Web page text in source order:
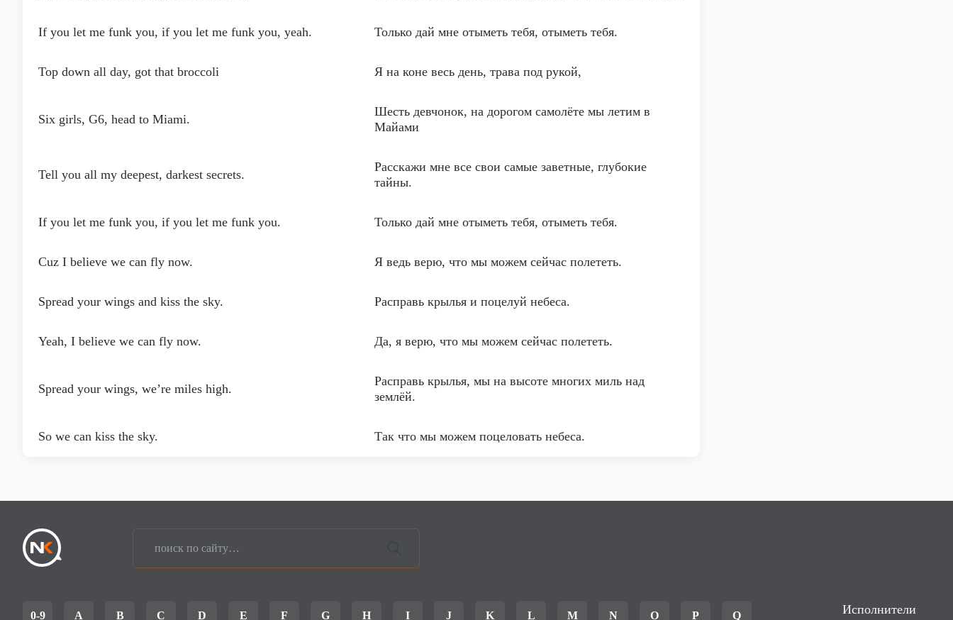
If you let me funk you, if you let me funk you, yeah. Только дай мне отыметь тебя, отыметь тебя.
Top down all day, got that broccoli Я на коне весь день, трава под рукой,
Six girls, G6, head to Miami.
Шесть девчонок, на дорогом самолёте мы летим в
Майами
Tell you all my deepest, darkest secrets.
Расскажи мне все свои самые заветные, глубокие
тайны.
If you let me funk you, if you let me funk you. Только дай мне отыметь тебя, отыметь тебя.
Cuz I believe we can fly now. Я ведь верю, что мы можем сейчас полететь.
Spread your wings and kiss the sky. Расправь крылья и поцелуй небеса.
Yeah, I believe we can fly now. Да, я верю, что мы можем сейчас полететь.
Spread your wings, we’re miles high.
Расправь крылья, мы на высоте многих миль над
землёй.
So we can kiss the sky. Так что мы можем поцеловать небеса.
0-9 A B C D E F G H I J K L M N O P Q Исполнители